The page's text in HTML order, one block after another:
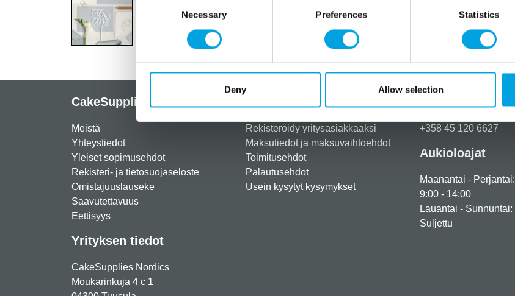
Necessary Preferences Statistics
Deny Allow selection
CakeSupplies Nordics
Meistä
Yhteystiedot
Yleiset sopimusehdot
Rekisteri- ja tietosuojaseloste
Omistajuuslauseke
Saavutettavuus
Eettisyys
Yrityksen tiedot
CakeSupplies Nordics
Moukarinkuja 4 c 1
Rekisteröidy yritysasiakkaaksi
Maksutiedot ja maksuvaihtoehdot
Toimitusehdot
Palautusehdot
Usein kysytyt kysymykset
+358 45 120 6627
Aukioloajat
Maanantai - Perjantai:
9:00 - 14:00
Lauantai - Sunnuntai:
Suljettu